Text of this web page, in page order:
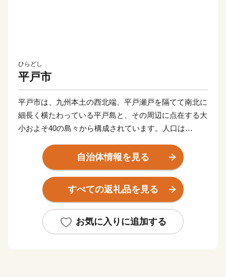
ひらどし
平戸市
平戸市は、九州本土の西北端、平戸瀬戸を隔てて南北に
細長く横たわっている平戸島と、その周辺に点在する大
小およそ40の島々から構成されています。人口は
も似ており、北は玄界灘、西は東シナ海を望んでいま
自治体情報を見る
すべての返礼品を見る
お気に入りに追加する